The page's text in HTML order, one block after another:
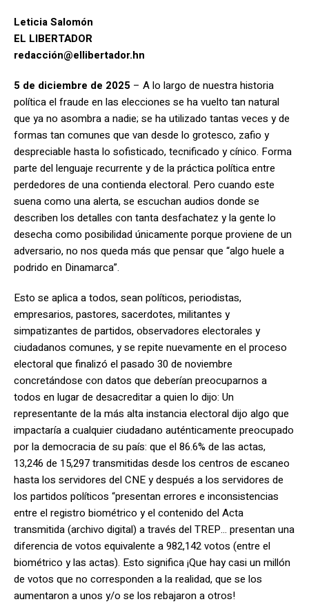
Leticia Salomón
EL LIBERTADOR
redacción@ellibertador.hn
5 de diciembre de 2025– A lo largo de nuestra historia
política el fraude en las elecciones se ha vuelto tan natural
que ya no asombra a nadie; se ha utilizado tantas veces y de
formas tan comunes que van desde lo grotesco, zafio y
despreciable hasta lo sofisticado, tecnificado y cínico. Forma
parte del lenguaje recurrente y de la práctica política entre
perdedores de una contienda electoral. Pero cuando este
suena como una alerta, se escuchan audios donde se
describen los detalles con tanta desfachatez y la gente lo
desecha como posibilidad únicamente porque proviene de un
adversario, no nos queda más que pensar que “algo huele a
podrido en Dinamarca”.
Esto se aplica a todos, sean políticos, periodistas,
empresarios, pastores, sacerdotes, militantes y
simpatizantes de partidos, observadores electorales y
ciudadanos comunes, y se repite nuevamente en el proceso
electoral que finalizó el pasado 30 de noviembre
concretándose con datos que deberían preocuparnos a
todos en lugar de desacreditar a quien lo dijo: Un
representante de la más alta instancia electoral dijo algo que
impactaría a cualquier ciudadano auténticamente preocupado
por la democracia de su país: que el 86.6% de las actas,
13,246 de 15,297 transmitidas desde los centros de escaneo
hasta los servidores del CNE y después a los servidores de
los partidos políticos “presentan errores e inconsistencias
entre el registro biométrico y el contenido del Acta
transmitida (archivo digital) a través del TREP… presentan una
diferencia de votos equivalente a 982,142 votos (entre el
biométrico y las actas). Esto significa ¡Que hay casi un millón
de votos que no corresponden a la realidad, que se los
aumentaron a unos y/o se los rebajaron a otros!